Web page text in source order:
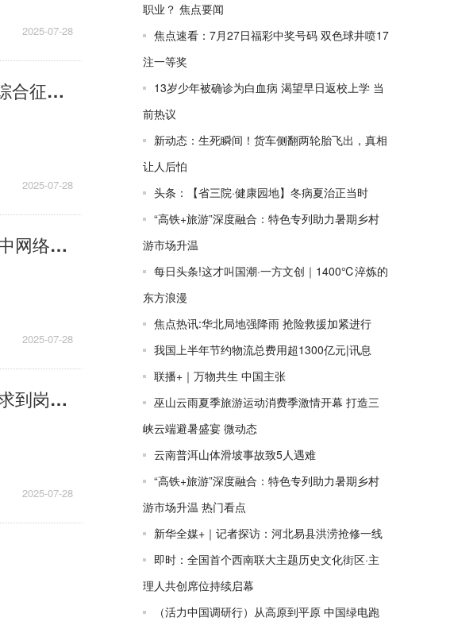
2025-07-28
新闻 | 贴心的“润燥指南”！风湿病中心举行干燥综合征患者健康教育活动
2025-07-28
官方披露：查处一批高收入人员偷逃税案件，其中网络主播查补税款30多亿 观点
2025-07-28
北京发布预警：市民非必要不外出，非必要不要求到岗上班
2025-07-28
职业？ 焦点要闻
焦点速看：7月27日福彩中奖号码 双色球井喷17
注一等奖
13岁少年被确诊为白血病 渴望早日返校上学 当
前热议
新动态：生死瞬间！货车侧翻两轮胎飞出，真相
让人后怕
头条：【省三院·健康园地】冬病夏治正当时
“高铁+旅游”深度融合：特色专列助力暑期乡村
游市场升温
每日头条!这才叫国潮·一方文创｜1400℃淬炼的
东方浪漫
焦点热讯:华北局地强降雨 抢险救援加紧进行
我国上半年节约物流总费用超1300亿元|讯息
联播+｜万物共生 中国主张
巫山云雨夏季旅游运动消费季激情开幕 打造三
峡云端避暑盛宴 微动态
云南普洱山体滑坡事故致5人遇难
“高铁+旅游”深度融合：特色专列助力暑期乡村
游市场升温 热门看点
新华全媒+｜记者探访：河北易县洪涝抢修一线
即时：全国首个西南联大主题历史文化街区·主
理人共创席位持续启幕
（活力中国调研行）从高原到平原 中国绿电跑